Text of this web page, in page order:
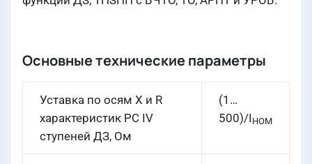
Основные технические параметры
Уставка по осям X и R
характеристик PC IV
ступеней ДЗ, Ом
(1…
500)/IНОМ